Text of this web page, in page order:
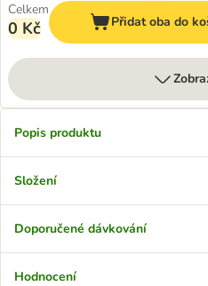
Celkem
0 Kč Přidat oba do
Popis produktu
Složení
Doporučené dávkování
Hodnocení